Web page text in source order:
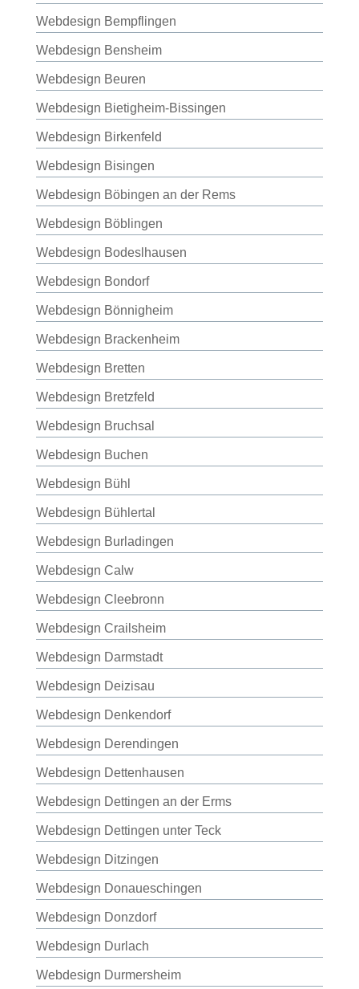
Webdesign Bempflingen
Webdesign Bensheim
Webdesign Beuren
Webdesign Bietigheim-Bissingen
Webdesign Birkenfeld
Webdesign Bisingen
Webdesign Böbingen an der Rems
Webdesign Böblingen
Webdesign Bodeslhausen
Webdesign Bondorf
Webdesign Bönnigheim
Webdesign Brackenheim
Webdesign Bretten
Webdesign Bretzfeld
Webdesign Bruchsal
Webdesign Buchen
Webdesign Bühl
Webdesign Bühlertal
Webdesign Burladingen
Webdesign Calw
Webdesign Cleebronn
Webdesign Crailsheim
Webdesign Darmstadt
Webdesign Deizisau
Webdesign Denkendorf
Webdesign Derendingen
Webdesign Dettenhausen
Webdesign Dettingen an der Erms
Webdesign Dettingen unter Teck
Webdesign Ditzingen
Webdesign Donaueschingen
Webdesign Donzdorf
Webdesign Durlach
Webdesign Durmersheim